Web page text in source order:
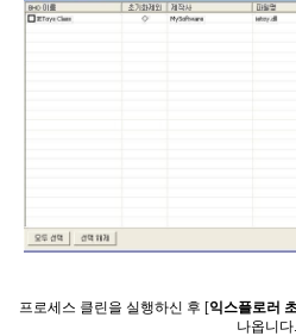
프로세스 클린을 실행하신 후 [익스플로러
나옵니다.